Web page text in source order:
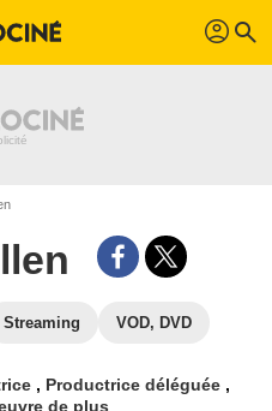
profil search
Streaming VOD, DVD
, Productrice déléguée ,
de plus